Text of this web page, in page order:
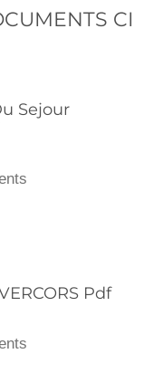
CI
Sejour
Pdf